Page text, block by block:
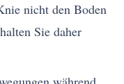
nicht den Boden
Sie daher